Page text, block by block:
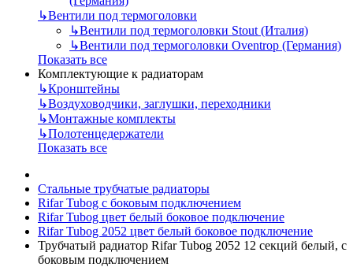
↳Вентили под термоголовки
↳Вентили под термоголовки Stout (Италия)
↳Вентили под термоголовки Oventrop (Германия)
Показать все
Комплектующие к радиаторам
↳Кронштейны
↳Воздуховодчики, заглушки, переходники
↳Монтажные комплекты
↳Полотенцедержатели
Показать все
Стальные трубчатые радиаторы
Rifar Tubog с боковым подключением
Rifar Tubog цвет белый боковое подключение
Rifar Tubog 2052 цвет белый боковое подключение
Трубчатый радиатор Rifar Tubog 2052 12 секций белый, с
боковым подключением